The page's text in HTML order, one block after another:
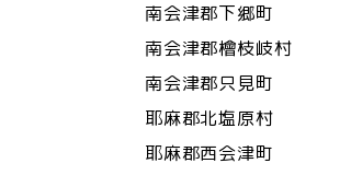
南会津郡下郷町
南会津郡檜枝岐村
南会津郡只見町
耶麻郡北塩原村
耶麻郡西会津町